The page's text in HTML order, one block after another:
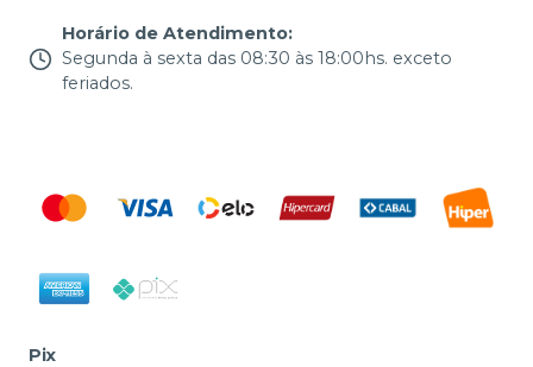
Horário de Atendimento:
Segunda à sexta das 08:30 às 18:00hs. exceto
feriados.
Pix